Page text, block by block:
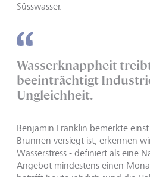
Süsswasser.
Wasserknappheit
beeinträchtigt
Ungleichheit.
Benjamin Franklin bemerkte
Brunnen versiegt ist, erkennen
Wasserstress - definiert als eine
Angebot mindestens einen